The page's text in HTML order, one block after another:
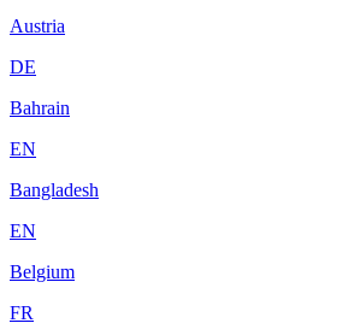
Austria
DE
Bahrain
EN
Bangladesh
EN
Belgium
FR